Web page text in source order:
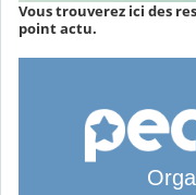
Vous trouverez ici des
point actu.